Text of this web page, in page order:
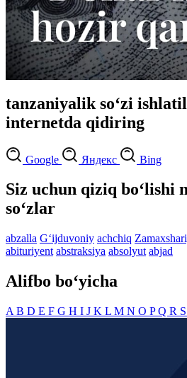
tanzaniyalik so‘zi
internetda qidiring
Google Яндекс Bing
Siz uchun qiziq bo‘lishi
so‘zlar
abzalla G‘ijduvoniy achchiq
abituriyent abstraksiya absolyut abjad
Alifbo bo‘yicha
A B D E F G H I J K L M N O PQ R S